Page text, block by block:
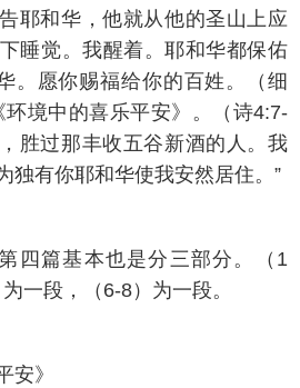
耶和华，他就从他的圣山上应
睡觉。我醒着。耶和华都保佑
。愿你赐福给你的百姓。（细
环境中的喜乐平安》。（诗4:7-
胜过那丰收五谷新酒的人。我
独有你耶和华使我安然居住。”
四篇基本也是分三部分。（1
一段，（6-8）为一段。
安》